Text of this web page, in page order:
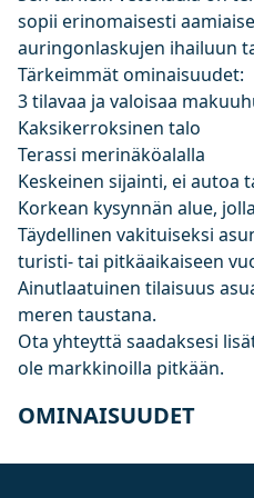
sopii erinomaisesti
auringonlaskujen ihailuun
Tärkeimmät ominaisuudet:
3 tilavaa ja valoisaa
Kaksikerroksinen talo
Terassi merinäköalalla
Keskeinen sijainti, ei autoa
Korkean kysynnän alue,
Täydellinen vakituiseksi
turisti- tai pitkäaikaiseen
Ainutlaatuinen tilaisuus
meren taustana.
Ota yhteyttä saadaksesi
ole markkinoilla pitkään.
OMINAISUUDET